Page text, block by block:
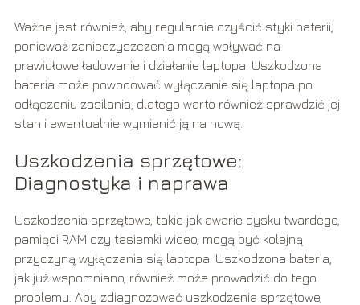
Ważne jest również, aby regularnie czyścić styki baterii,
ponieważ zanieczyszczenia mogą wpływać na
prawidłowe ładowanie i działanie laptopa. Uszkodzona
bateria może powodować wyłączanie się laptopa po
odłączeniu zasilania, dlatego warto również sprawdzić jej
stan i ewentualnie wymienić ją na nową.
Uszkodzenia sprzętowe:
Diagnostyka i naprawa
Uszkodzenia sprzętowe, takie jak awarie dysku twardego,
pamięci RAM czy tasiemki wideo, mogą być kolejną
przyczyną wyłączania się laptopa. Uszkodzona bateria,
jak już wspomniano, również może prowadzić do tego
problemu. Aby zdiagnozować uszkodzenia sprzętowe,